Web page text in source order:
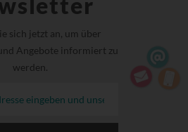
sich jetzt an, um über
Angebote informiert zu
werden.